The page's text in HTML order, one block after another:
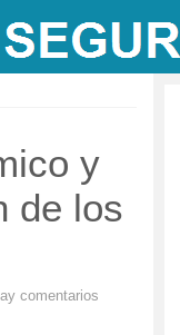
y
de los
comentarios